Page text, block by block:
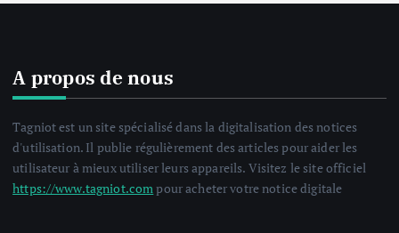
A propos de nous
Tagniot est un site spécialisé dans la digitalisation des notices
d'utilisation. Il publie régulièrement des articles pour aider les
utilisateur à mieux utiliser leurs appareils. Visitez le site officiel
https://www.tagniot.compour acheter votre notice digitale